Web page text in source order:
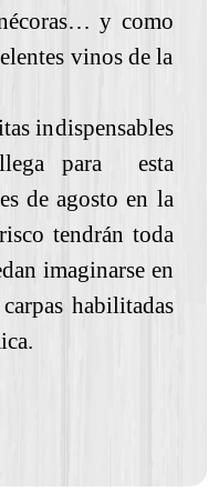
y como
vinos de la
indispensables
para esta
de agosto en la
tendrán toda
imaginarse en
habilitadas